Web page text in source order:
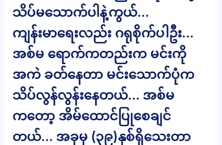
သိပ်မသောက်ပါနဲ့ကွယ်…
ကျန်းမာရေးလည်း ဂရုစိုက်ပါဦး…
အစ်မ ရောက်ကတည်းက မင်းကို
အကဲ ခတ်နေတာ မင်းသောက်ပုံက
သိပ်လွန်လွန်းနေတယ်… အစ်မ
ကတော့ အိမ်ထောင်ပြုစေချင်
တယ်… အခုမှ (၃၉)နှစ်ရှိသေးတာ